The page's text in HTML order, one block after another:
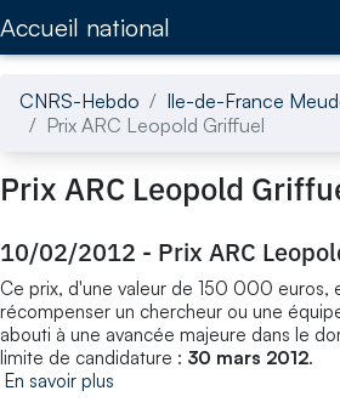
Accueil national
CNRS-Hebdo Ile-de-France
Prix ARC Leopold Griffuel
Prix ARC Leopold
10/02/2012 - Prix ARC
Ce prix, d'une valeur de 150 000 euros,
récompenser un chercheur ou une
abouti à une avancée majeure dans le
limite de candidature : 30 mars 2012.
En savoir plus